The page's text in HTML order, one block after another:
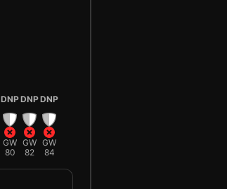
DNP
GW
80
DNP
GW
82
DNP
GW
84